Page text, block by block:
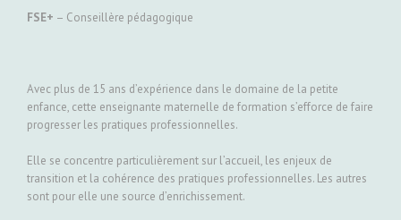
FSE+ – Conseillère pédagogique
Avec plus de 15 ans d’expérience dans le domaine de la petite
enfance, cette enseignante maternelle de formation s’efforce de faire
progresser les pratiques professionnelles.
Elle se concentre particulièrement sur l’accueil, les enjeux de
transition et la cohérence des pratiques professionnelles. Les autres
sont pour elle une source d’enrichissement.